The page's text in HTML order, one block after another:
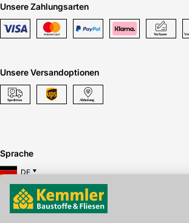
verbindliches Angebot beim Fachhandel
Die digitalen Antworten von Kemmler
wie OCI und IDS und ermöglichen eine
Unsere Zahlungsarten
Unsere Versandoptionen
Sprache
DE